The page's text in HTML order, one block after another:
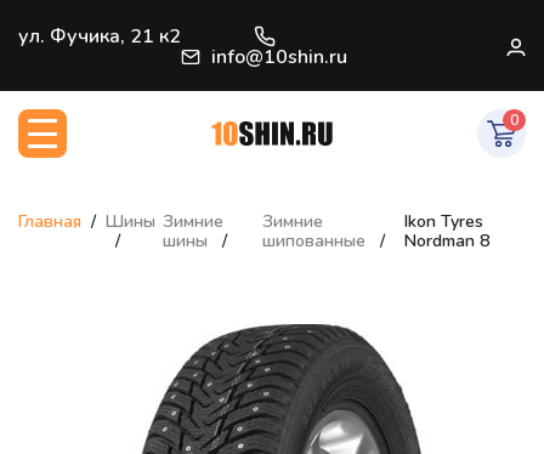
ул. Фучика, 21 к2
info@10shin.ru
0
Главная Шины Зимние
шины
Зимние
шипованные
Ikon Tyres
Nordman 8